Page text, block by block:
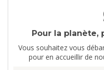
Pour la planète,
Vous souhaitez vous
pour en accueillir de